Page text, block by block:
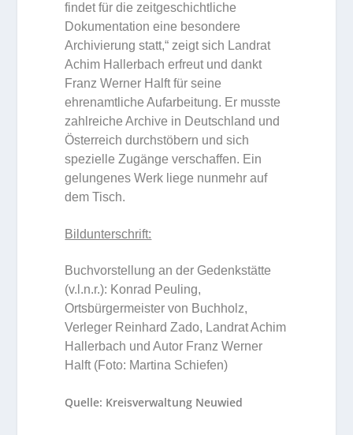
findet für die zeitgeschichtliche
Dokumentation eine besondere
Archivierung statt,“ zeigt sich Landrat
Achim Hallerbach erfreut und dankt
Franz Werner Halft für seine
ehrenamtliche Aufarbeitung. Er musste
zahlreiche Archive in Deutschland und
Österreich durchstöbern und sich
spezielle Zugänge verschaffen. Ein
gelungenes Werk liege nunmehr auf
dem Tisch.
Bildunterschrift:
Buchvorstellung an der Gedenkstätte
(v.l.n.r.): Konrad Peuling,
Ortsbürgermeister von Buchholz,
Verleger Reinhard Zado, Landrat Achim
Hallerbach und Autor Franz Werner
Halft (Foto: Martina Schiefen)
Quelle: Kreisverwaltung Neuwied